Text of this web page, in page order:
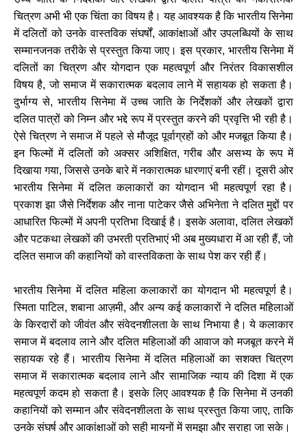
चित्रण अभी भी एक चिंता का विषय है। यह आवश्यक है कि भारतीय सिनेमा
में दलितों को उनके वास्तविक संघर्षों, आकांक्षाओं और उपलब्धियों के साथ
सम्मानजनक तरीके से प्रस्तुत किया जाए। इस प्रकार, भारतीय सिनेमा में
दलितों का चित्रण और योगदान एक महत्वपूर्ण और निरंतर विकासशील
विषय है, जो समाज में सकारात्मक बदलाव लाने में सहायक हो सकता है।
दुर्भाग्य से, भारतीय सिनेमा में उच्च जाति के निर्देशकों और लेखकों द्वारा
दलित पात्रों को निम्न और भद्दे रूप में प्रस्तुत करने की प्रवृत्ति भी रही है।
ऐसे चित्रण ने समाज में पहले से मौजूद पूर्वाग्रहों को और मजबूत किया है।
इन फिल्मों में दलितों को अक्सर अशिक्षित, गरीब और असभ्य के रूप में
दिखाया गया, जिससे उनके बारे में नकारात्मक धारणाएं बनी रहीं। दूसरी ओर
भारतीय सिनेमा में दलित कलाकारों का योगदान भी महत्वपूर्ण रहा है।
प्रकाश झा जैसे निर्देशक और नाना पाटेकर जैसे अभिनेता ने दलित मुद्दों पर
आधारित फिल्मों में अपनी प्रतिभा दिखाई है। इसके अलावा, दलित लेखकों
और पटकथा लेखकों की उभरती प्रतिभाएं भी अब मुख्यधारा में आ रही हैं, जो
दलित समाज की कहानियों को वास्तविकता के साथ पेश कर रही हैं।
भारतीय सिनेमा में दलित महिला कलाकारों का योगदान भी महत्वपूर्ण है।
स्मिता पाटिल, शबाना आज़मी, और अन्य कई कलाकारों ने दलित महिलाओं
के किरदारों को जीवंत और संवेदनशीलता के साथ निभाया है। ये कलाकार
समाज में बदलाव लाने और दलित महिलाओं की आवाज को मजबूत करने में
सहायक रहे हैं। भारतीय सिनेमा में दलित महिलाओं का सशक्त चित्रण
समाज में सकारात्मक बदलाव लाने और सामाजिक न्याय की दिशा में एक
महत्वपूर्ण कदम हो सकता है। इसके लिए आवश्यक है कि सिनेमा में उनकी
कहानियों को सम्मान और संवेदनशीलता के साथ प्रस्तुत किया जाए, ताकि
उनके संघर्ष और आकांक्षाओं को सही मायनों में समझा और सराहा जा सके।